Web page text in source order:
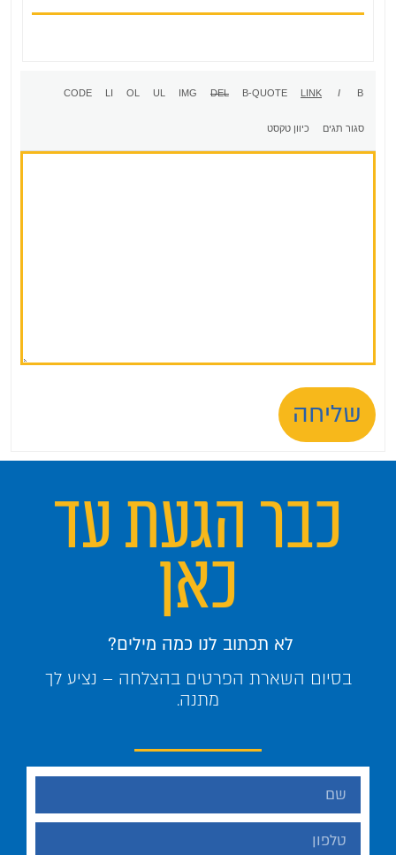
שליחה
כבר הגעת עד
כאן
לא תכתוב לנו כמה מילים?
בסיום השארת הפרטים בהצלחה – נציע לך
מתנה.